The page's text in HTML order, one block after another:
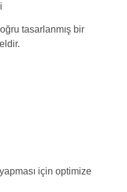
tasarlanmış bir
için optimize